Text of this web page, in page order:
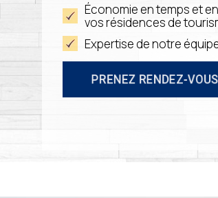
Économie en temps et
vos résidences de
Expertise de notre
PRENEZ RENDEZ-VOUS